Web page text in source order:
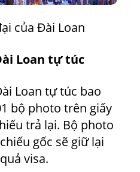
của Đài Loan
Loan tự túc
Loan tự túc bao
bộ photo trên giấy
trả lại. Bộ photo
gốc sẽ giữ lại
visa.